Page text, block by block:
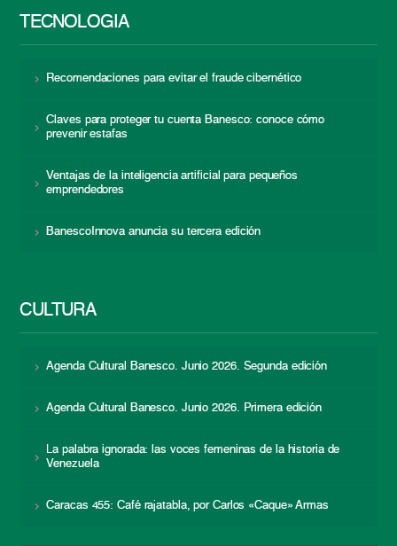
TECNOLOGÍA
Recomendaciones para evitar el fraude cibernético
Claves para proteger tu cuenta Banesco: conoce cómo
prevenir estafas
Ventajas de la inteligencia artificial para pequeños
emprendedores
BanescoInnova anuncia su tercera edición
CULTURA
Agenda Cultural Banesco. Junio 2026. Segunda edición
Agenda Cultural Banesco. Junio 2026. Primera edición
La palabra ignorada: las voces femeninas de la historia de
Venezuela
Caracas 455: Café rajatabla, por Carlos «Caque» Armas